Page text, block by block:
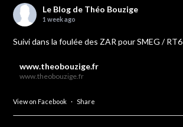
Le Blog de Théo Bouzige
1 week ago
Suivi dans la foulée des ZAR pour SMEG / RT6
www.theobouzige.fr
www.theobouzige.fr
View on Facebook · Share